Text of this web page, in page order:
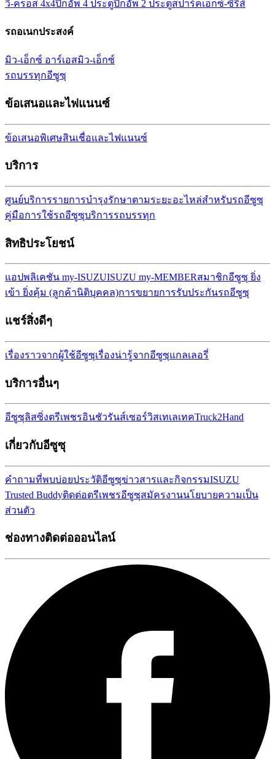
วี-ครอส 4x4ปิกอัพ 4 ประตูปิกอัพ 2 ประตูสปาร์คเอ็กซ์-ซีรี่ส์
รถอเนกประสงค์
มิว-เอ็กซ์ อาร์เอสมิว-เอ็กซ์
รถบรรทุกอีซูซุ
ข้อเสนอและไฟแนนซ์
ข้อเสนอพิเศษสินเชื่อและไฟแนนซ์
บริการ
ศูนย์บริการรายการบำรุงรักษาตามระยะอะไหล่สำหรับรถอีซูซุ
คู่มือการใช้รถอีซูซุบริการรถบรรทุก
สิทธิประโยชน์
แอปพลิเคชัน my-ISUZUISUZU my-MEMBERสมาชิกอีซูซุ ยิ่ง
เข้า ยิ่งคุ้ม (ลูกค้านิติบุคคล)การขยายการรับประกันรถอีซูซุ
แชร์สิ่งดีๆ
เรื่องราวจากผู้ใช้อีซูซุเรื่องน่ารู้จากอีซูซุแกลเลอรี่
บริการอื่นๆ
อีซูซุลิสซิ่งตรีเพชรอินชัวรันส์เซอร์วิสเทเลเทคTruck2Hand
เกี่ยวกับอีซูซุ
คำถามที่พบบ่อยประวัติอีซูซุข่าวสารและกิจกรรมISUZU
Trusted Buddyติดต่อตรีเพชรอีซูซุสมัครงานนโยบายความเป็น
ส่วนตัว
ช่องทางติดต่อออนไลน์